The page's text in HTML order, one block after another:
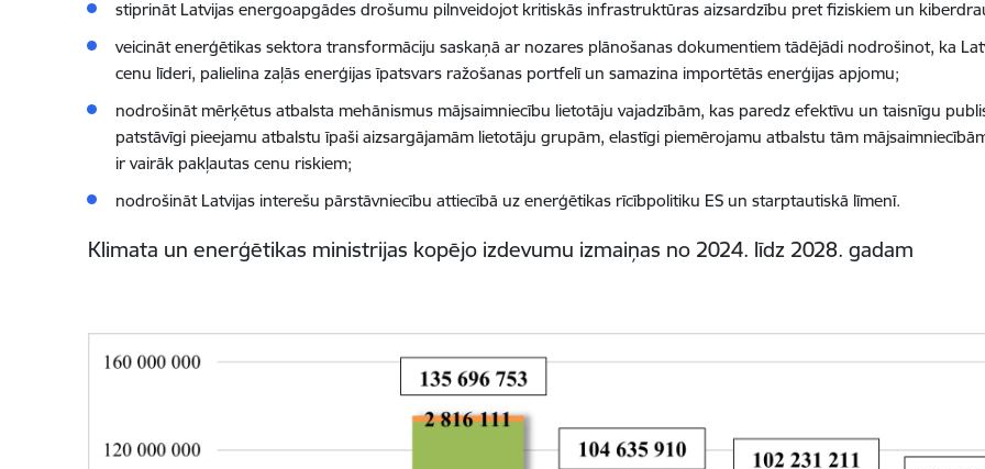
stiprināt Latvijas energoapgādes drošumu pilnveidojot kritiskās infrastruktūras aizsardzību pret fiziskiem un
veicināt enerģētikas sektora transformāciju saskaņā ar nozares plānošanas dokumentiem tādējādi nodrošinot, ka
cenu līderi, palielina zaļās enerģijas īpatsvars ražošanas portfelī un samazina importētās enerģijas apjomu;
nodrošināt mērķētus atbalsta mehānismus mājsaimniecību lietotāju vajadzībām, kas paredz efektīvu un taisnīgu
patstāvīgi pieejamu atbalstu īpaši aizsargājamām lietotāju grupām, elastīgi piemērojamu atbalstu tām
ir vairāk pakļautas cenu riskiem;
nodrošināt Latvijas interešu pārstāvniecību attiecībā uz enerģētikas rīcībpolitiku ES un starptautiskā līmenī.
Klimata un enerģētikas ministrijas kopējo izdevumu izmaiņas no 2024. līdz 2028. gadam